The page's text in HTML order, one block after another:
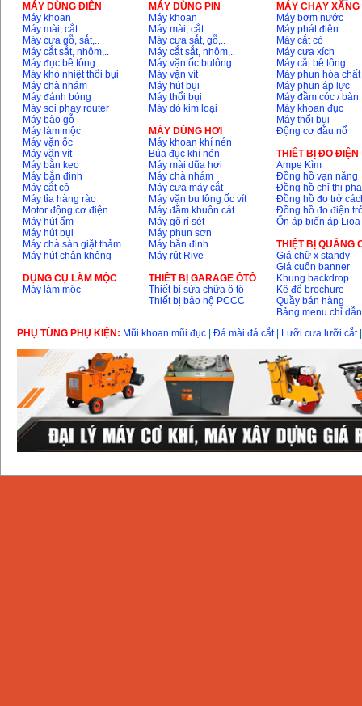
MÁY DÙNG ĐIỆN
Máy khoan
Máy mài, cắt
Máy cưa gỗ, sắt,..
Máy cắt sắt, nhôm,..
Máy đục bê tông
Máy khò nhiệt thổi bụi
Máy chà nhám
Máy đánh bóng
Máy soi phay router
Máy bào gỗ
Máy làm mộc
Máy vặn ốc
Máy vặn vít
Máy bắn keo
Máy bắn đinh
Máy cắt cỏ
Máy tỉa hàng rào
Motor động cơ điện
Máy hút ẩm
Máy hút bụi
Máy chà sàn giặt thảm
Máy hút chân không
DỤNG CỤ LÀM MỘC
Máy làm mộc
MÁY DÙNG PIN
Máy khoan
Máy mài, cắt
Máy cưa sắt, gỗ,..
Máy cắt sắt, nhôm,..
Máy vặn ốc bulông
Máy vặn vít
Máy hút bụi
Máy thổi bụi
Máy dò kim loại
MÁY DÙNG HƠI
Máy khoan khí nén
Búa đục khí nén
Máy mài dũa hơi
Máy chà nhám
Máy cưa máy cắt
Máy vặn bu lông ốc vít
Máy đầm khuôn cát
Máy gõ rỉ sét
Máy phun sơn
Máy bắn đinh
Máy rút Rive
THIÊT BỊ GARAGE ÔTÔ
Thiết bị sửa chữa ô tô
Thiết bị bảo hộ PCCC
MÁY CHẠY
Máy bơm nước
Máy phát điện
Máy cắt cỏ
Máy cưa xích
Máy cắt bê tông
Máy phun hóa chất
Máy phun áp lực
Máy đầm cóc / bàn
Máy khoan đục
Máy thổi bụi
Động cơ đầu nổ
THIÊT BỊ ĐO ĐIỆN
Ampe Kìm
Đồng hồ vạn năng
Đồng hồ chỉ thị pha
Đồng hồ đo trở
Đồng hồ đo điện
Ổn áp biến áp Lioa
THIỆT BỊ QUẢNG
Giá chữ x standy
Giá cuốn banner
Khung backdrop
Kệ để brochure
Quầy bán hàng
Bảng menu chỉ dẫn
PHỤ TÙNG PHỤ KIỆN: Mũi khoan mũi đục Đá mài đá cắt| Lưỡi cưa lưỡi cắt